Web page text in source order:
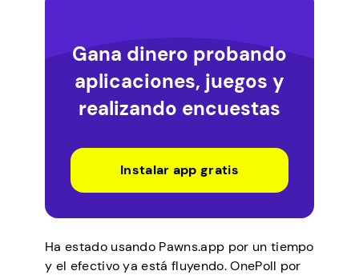
Gana dinero probando
aplicaciones, juegos y
realizando encuestas
Instalar app gratis
Ha estado usando Pawns.app por un tiempo
y el efectivo ya está fluyendo. OnePoll por